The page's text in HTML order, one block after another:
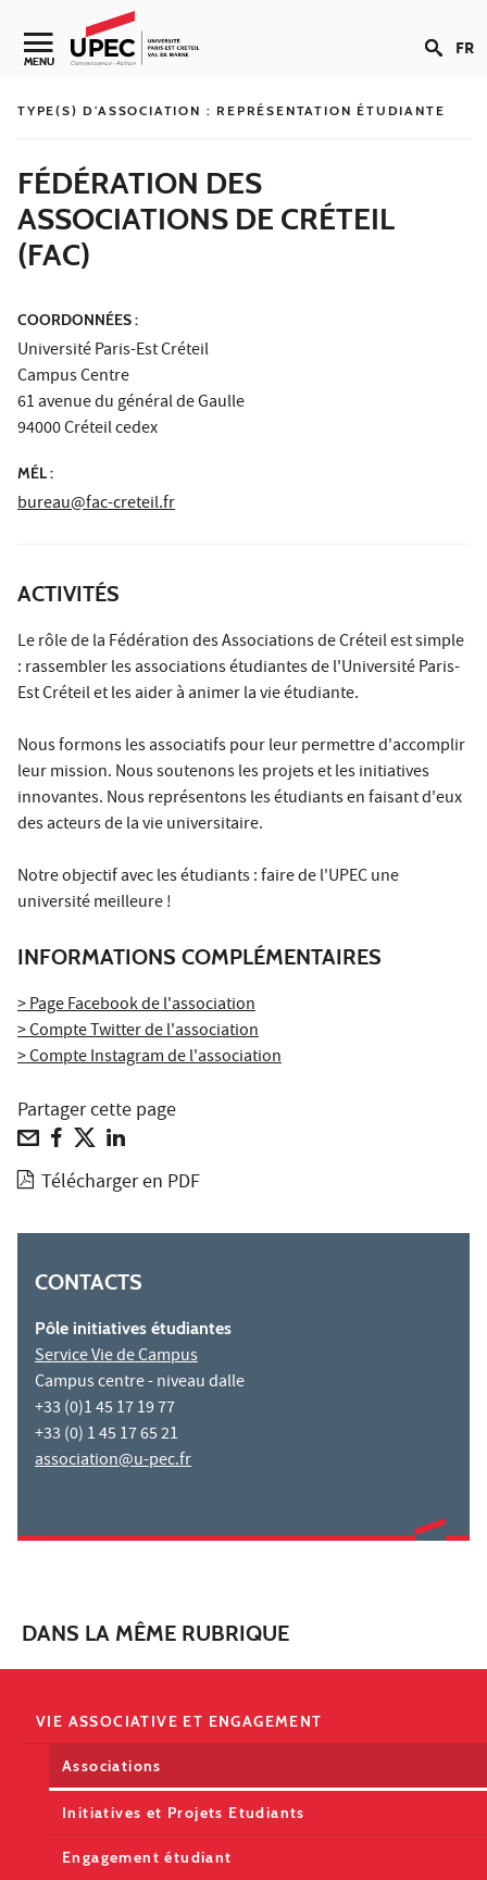
Aller au contenu
Navigation secondaire
MENU FR
TYPE(S) D'ASSOCIATION : REPRÉSENTATION ÉTUDIANTE
FÉDÉRATION DES
ASSOCIATIONS DE CRÉTEIL
(FAC)
COORDONNÉES :
Université Paris-Est Créteil
Campus Centre
61 avenue du général de Gaulle
94000 Créteil cedex
MÉL :
bureau@fac-creteil.fr
ACTIVITÉS
Le rôle de la Fédération des Associations de Créteil est simple
: rassembler les associations étudiantes de l'Université Paris-
Est Créteil et les aider à animer la vie étudiante.
Nous formons les associatifs pour leur permettre d'accomplir
leur mission. Nous soutenons les projets et les initiatives
innovantes. Nous représentons les étudiants en faisant d'eux
des acteurs de la vie universitaire.
Notre objectif avec les étudiants : faire de l'UPEC une
université meilleure !
INFORMATIONS COMPLÉMENTAIRES
> Page Facebook de l'association
> Compte Twitter de l'association
> Compte Instagram de l'association
Partager cette page
Télécharger en PDF
CONTACTS
Pôle initiatives étudiantes
Service Vie de Campus
Campus centre - niveau dalle
+33 (0)1 45 17 19 77
+33 (0) 1 45 17 65 21
association@u-pec.fr
DANS LA MÊME RUBRIQUE
VIE ASSOCIATIVE ET ENGAGEMENT
Associations
Initiatives et Projets Etudiants
Engagement étudiant